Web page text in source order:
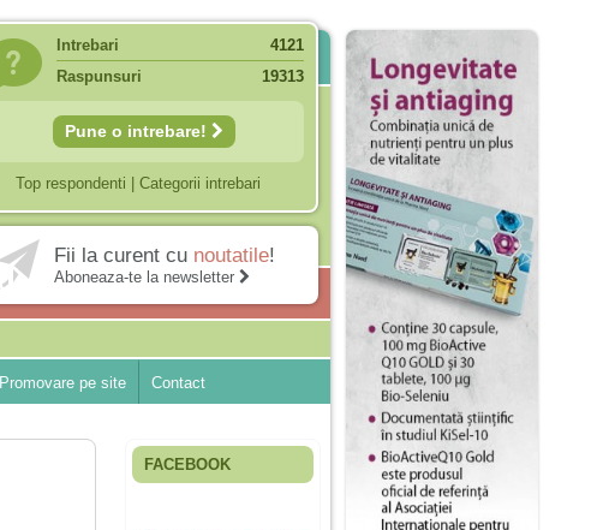
Intrebari
4121
Raspunsuri
19313
Pune o intrebare!
Top respondenti Categorii intrebari
Fii la curent cu noutatile!
Aboneaza-te la newsletter
Promovare pe site Contact
FACEBOOK